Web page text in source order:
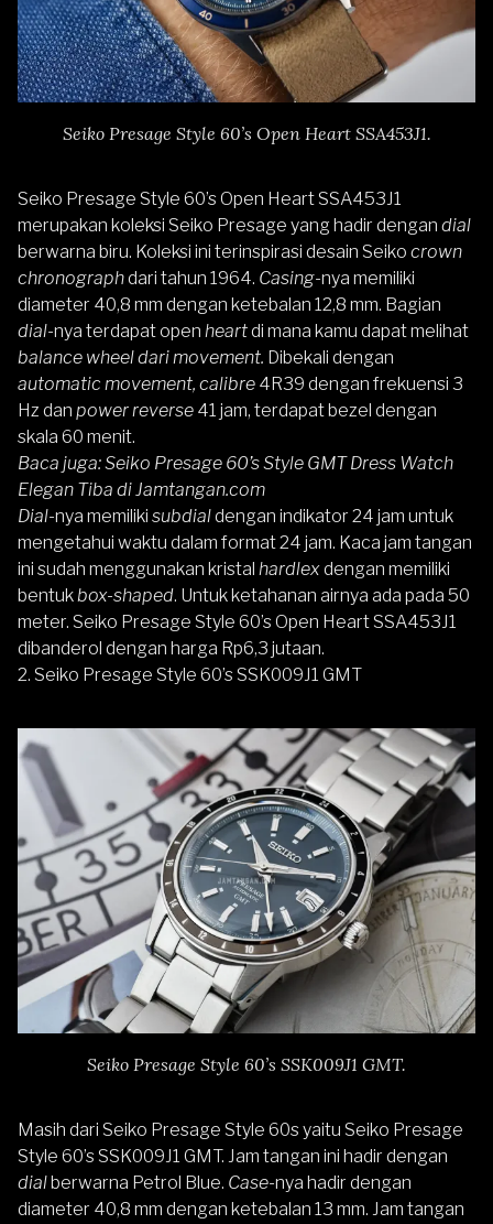
Seiko Presage Style 60’s Open Heart SSA453J1.
Seiko Presage Style 60’s Open Heart SSA453J1
merupakan koleksi Seiko Presage yang hadir dengan dial
berwarna biru. Koleksi ini terinspirasi desain Seiko crown
chronographdari tahun 1964. Casing-nya memiliki
diameter 40,8 mm dengan ketebalan 12,8 mm. Bagian
dial-nya terdapat open heartdi mana kamu dapat melihat
balance wheel dari movement. Dibekali dengan
automatic movement, calibre 4R39 dengan frekuensi 3
Hz dan power reverse 41 jam, terdapat bezel dengan
skala 60 menit.
Baca juga:Seiko Presage 60’s Style GMT Dress Watch
Elegan Tiba di Jamtangan.com
Dial-nya memiliki subdialdengan indikator 24 jam untuk
mengetahui waktu dalam format 24 jam. Kaca jam tangan
ini sudah menggunakan kristal hardlexdengan memiliki
bentuk box-shaped. Untuk ketahanan airnya ada pada 50
meter. Seiko Presage Style 60’s Open Heart SSA453J1
dibanderol dengan harga Rp6,3 jutaan.
2. Seiko Presage Style 60’s SSK009J1 GMT
Seiko Presage Style 60’s SSK009J1 GMT.
Masih dari Seiko Presage Style 60s yaitu Seiko Presage
Style 60’s SSK009J1 GMT. Jam tangan ini hadir dengan
dialberwarna Petrol Blue. Case-nya hadir dengan
diameter 40,8 mm dengan ketebalan 13 mm. Jam tangan